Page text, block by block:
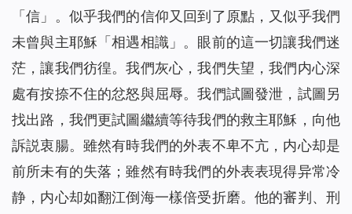
「信」。似乎我們的信仰又回到了原點，又似乎我們
未曾與主耶穌「相遇相識」。眼前的這一切讓我們迷
茫，讓我們彷徨。我們灰心，我們失望，我們内心深
處有按捺不住的忿怒與屈辱。我們試圖發泄，試圖另
找出路，我們更試圖繼續等待我們的救主耶穌，向他
訴説衷腸。雖然有時我們的外表不卑不亢，内心却是
前所未有的失落；雖然有時我們的外表表現得异常冷
静，内心却如翻江倒海一樣倍受折磨。他的審判、刑